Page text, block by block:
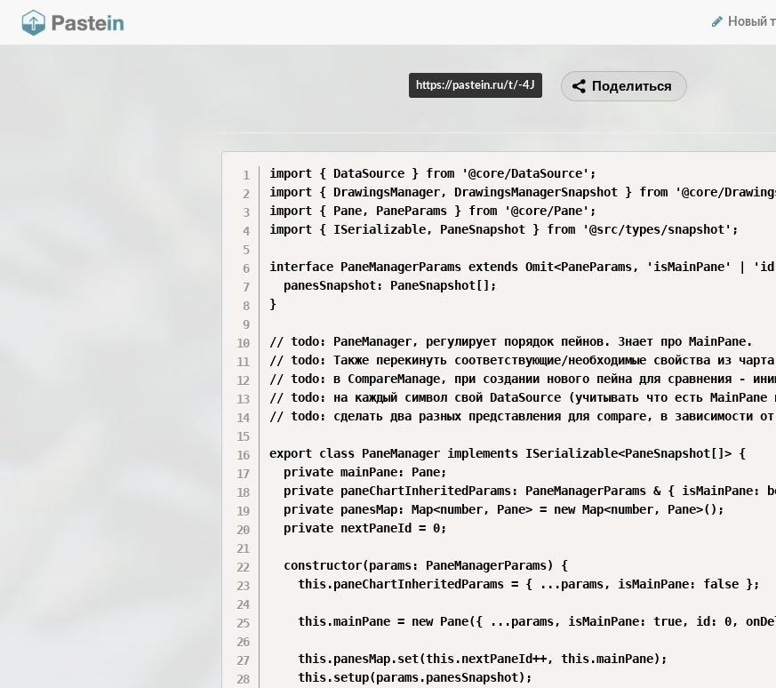
Новый
https://pastein.ru/t/-4J Поделиться
import { DataSource } from '@core/DataSource';
import { DrawingsManager, DrawingsManagerSnapshot } from '@core/
import { Pane, PaneParams } from '@core/Pane';
import { ISerializable, PaneSnapshot } from '@src/types/snapshot';
interface PaneManagerParams extends Omit<PaneParams, 'isMainPane'
  panesSnapshot: PaneSnapshot[];
}
// todo: PaneManager, регулирует порядок пейнов. Знает про MainPane.
// todo: Также перекинуть соответствующие/необходимые свойства из
// todo: в CompareManage, при создании нового пейна для сравнения -
// todo: на каждый символ свой DataSource (учитывать что есть
// todo: сделать два разных представления для compare, в зависимости от
export class PaneManager implements ISerializable<PaneSnapshot[]> {
  private mainPane: Pane;
private paneChartInheritedParams: PaneManagerParams & { isMainPane:
  private panesMap: Map<number, Pane> = new Map<number, Pane>();
  private nextPaneId = 0;
  constructor(params: PaneManagerParams) {
    this.paneChartInheritedParams = { ...params, isMainPane: false };
this.mainPane = new Pane({ ...params, isMainPane: true, id: 0,
    this.panesMap.set(this.nextPaneId++, this.mainPane);
    this.setup(params.panesSnapshot);